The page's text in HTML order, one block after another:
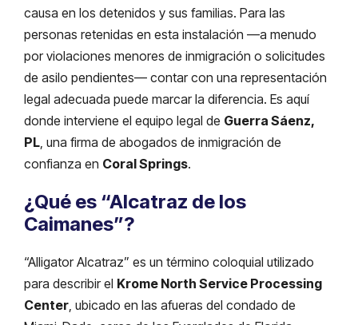
causa en los detenidos y sus familias. Para las
personas retenidas en esta instalación —a menudo
por violaciones menores de inmigración o solicitudes
de asilo pendientes— contar con una representación
legal adecuada puede marcar la diferencia. Es aquí
donde interviene el equipo legal de Guerra Sáenz,
PL , una firma de abogados de inmigración de
confianza en Coral Springs.
¿Qué es “Alcatraz de los
Caimanes”?
“Alligator Alcatraz” es un término coloquial utilizado
para describir el Krome North Service Processing
Center , ubicado en las afueras del condado de